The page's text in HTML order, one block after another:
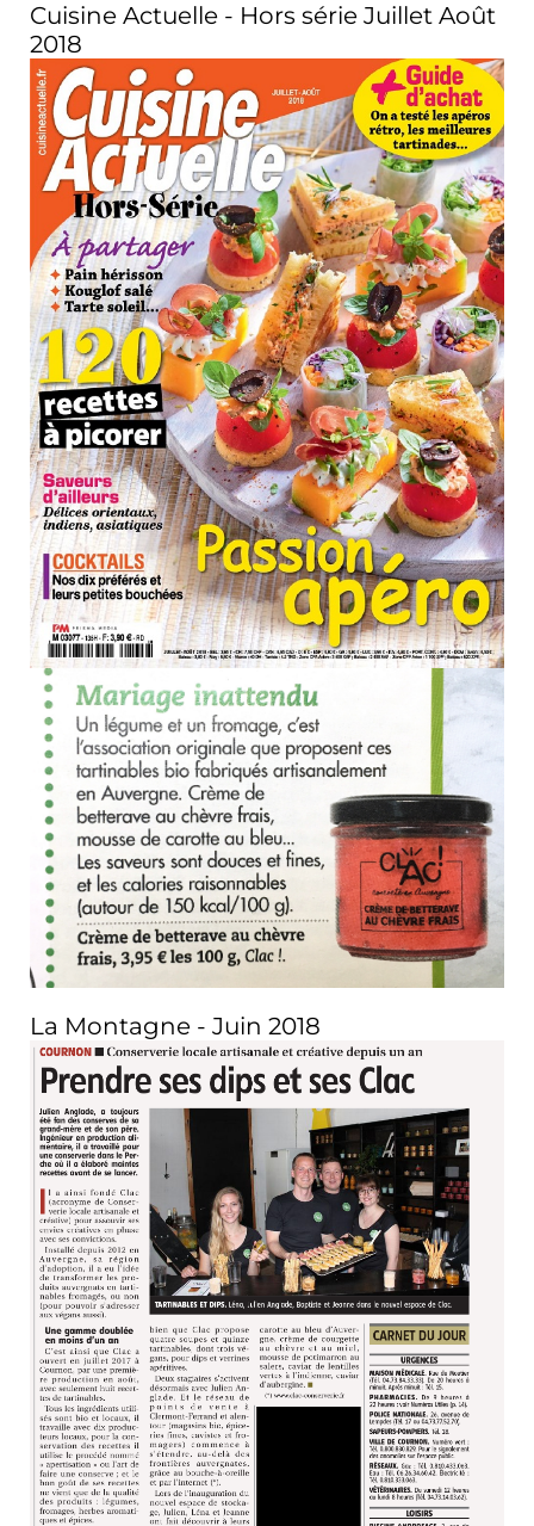
Cuisine Actuelle - Hors série Juillet Août
2018
La Montagne - Juin 2018